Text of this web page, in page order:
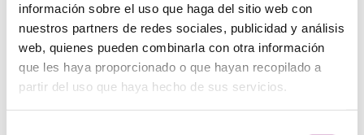
información sobre el uso que haga del sitio web con
nuestros partners de redes sociales, publicidad y análisis
web, quienes pueden combinarla con otra información
que les haya proporcionado o que hayan recopilado a
partir del uso que haya hecho de sus servicios.
Portamonedas de piel con cremallera y anilla para
llaves
Valorado con
5.00
de 5
11,00€